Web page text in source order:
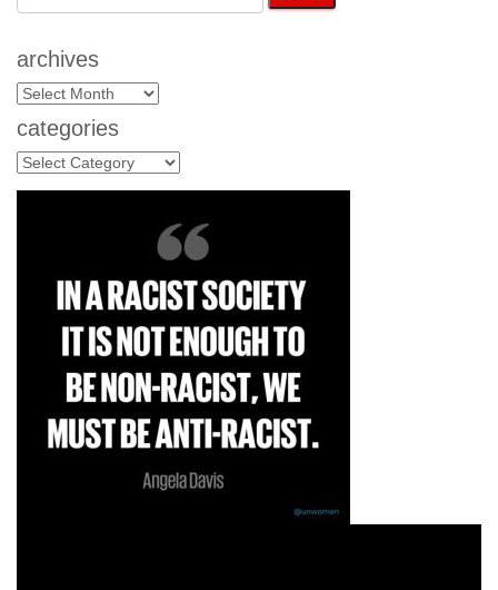
archives
archives
categories
categories